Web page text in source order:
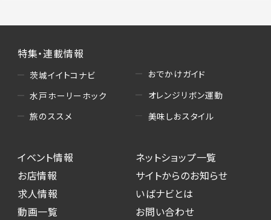
特集・連載情報
茨城イイトコナビ
水戸ホーリーホック
旅のススメ
おでかけガイド
オレンジリボン運動
美味しおスタイル
イベント情報
お店情報
求人情報
動画一覧
ネットショップ一覧
サイトからのお知らせ
いばナビとは
お問い合わせ